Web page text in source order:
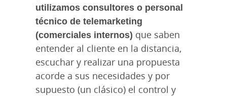
utilizamos consultores o personal
técnico de telemarketing
(comerciales internos) que saben
entender al cliente en la distancia,
escuchar y realizar una propuesta
acorde a sus necesidades y por
supuesto (un clásico) el control y